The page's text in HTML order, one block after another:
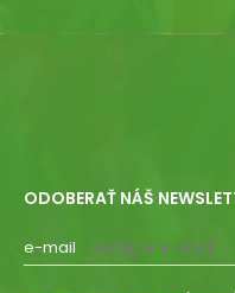
ODOBERAŤ NÁŠ
e-mail